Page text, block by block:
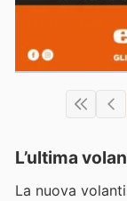
L’ultima
La nuova